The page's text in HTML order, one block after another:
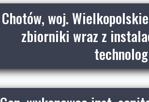
Chotów, woj.
zbiorniki wraz z